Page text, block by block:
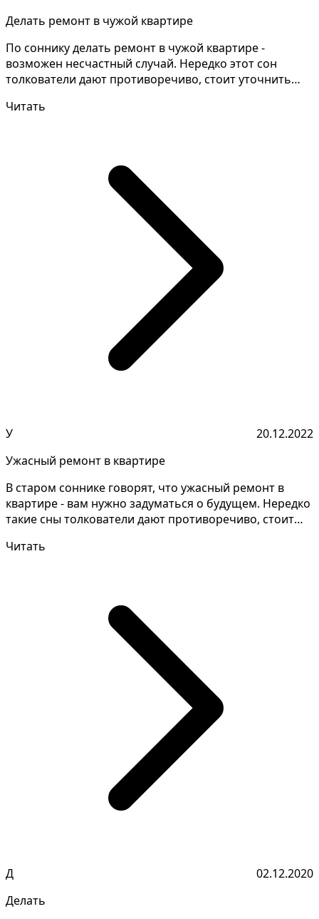
Делать ремонт в чужой квартире
По соннику делать ремонт в чужой квартире -
возможен несчастный случай. Нередко этот сон
толкователи дают противоречиво, стоит уточнить
Читать
У
20.12.2022
Ужасный ремонт в квартире
В старом соннике говорят, что ужасный ремонт в
квартире - вам нужно задуматься о будущем. Нередко
такие сны толкователи дают противоречиво, стоит
Читать
Д
02.12.2020
Делать